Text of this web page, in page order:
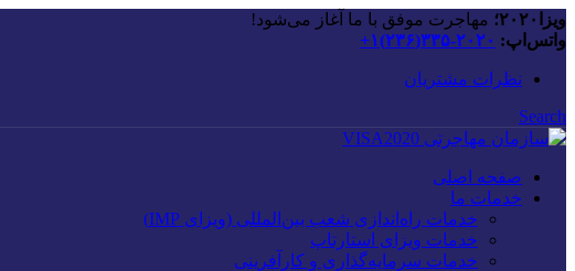
ویزا۲۰۲۰؛
مهاجرت موفق با ما آغاز می‌شود!
واتس‌اپ: ۲۰۲۰-۳۳۵(۲۳۶)۱+
نظرات مشتریان
Search
صفحه اصلی
خدمات ما
خدمات راه‌اندازی شعب بین‌المللی (ویزای IMP)
خدمات ویزای استارتاپ
خدمات سرمایه‌گذاری و کارآفرینی